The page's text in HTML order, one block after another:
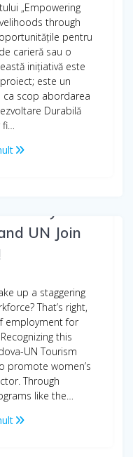
„Empowering
through
pentru
carieră sau o
inițiativă este
este un
ca scop abordarea
Durabilă
fi…
UN Join
up a staggering
That’s right,
employment for
this
UN Tourism
promote women’s
Through
like the…